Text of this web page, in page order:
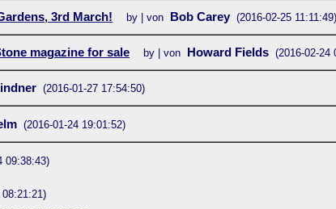
3rd March! by | von Bob Carey (2016-02-25 11:11:49)
magazine for sale by | von Howard Fields (2016-02-24
(2016-01-27 17:54:50)
(2016-01-24 19:01:52)
09:38:43)
08:21:21)